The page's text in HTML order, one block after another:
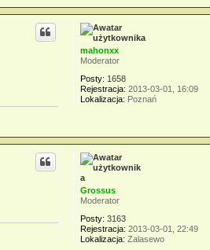
mahonxx
Moderator
Posty: 1658
Rejestracja: 2013-03-01, 16:09
Lokalizacja: Poznań
Grossus
Moderator
Posty: 3163
Rejestracja: 2013-03-01, 22:49
Lokalizacja: Zalasewo